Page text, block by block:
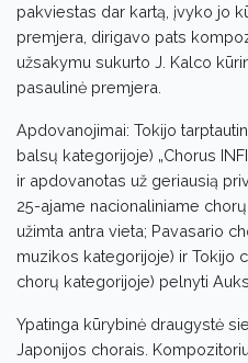
pakviestas dar kartą, įvyko jo
premjera, dirigavo pats
užsakymu sukurto J. Kalco
pasaulinė premjera.
Apdovanojimai: Tokijo
balsų kategorijoje) „Chorus
ir apdovanotas už geriausią
25-ajame nacionaliniame
užimta antra vieta; Pavasario
muzikos kategorijoje) ir Tokijo
chorų kategorijoje) pelnyti
Ypatinga kūrybinė draugystė
Japonijos chorais.